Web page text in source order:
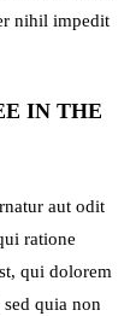
nihil impedit
IN THE
aut odit
ratione
qui dolorem
quia non